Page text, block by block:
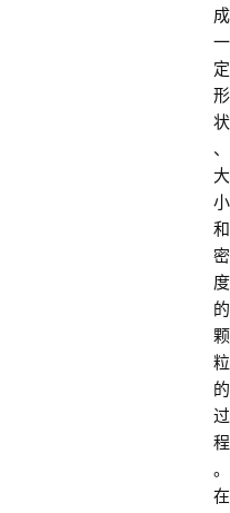
成
一
定
形
状
、
大
小
和
密
度
的
颗
粒
的
过
程
。
在